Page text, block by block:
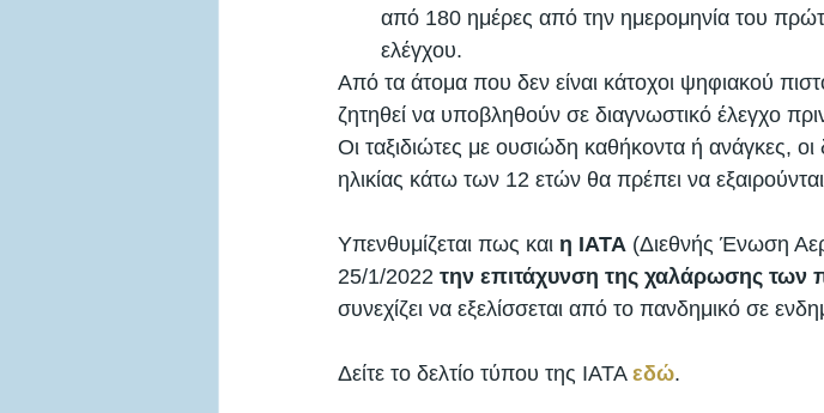
από 180 ημέρες από την ημερομηνία του
ελέγχου.
Από τα άτομα που δεν είναι κάτοχοι ψηφιακού
ζητηθεί να υποβληθούν σε διαγνωστικό έλεγχο
Οι ταξιδιώτες με ουσιώδη καθήκοντα ή ανάγκες, οι
ηλικίας κάτω των 12 ετών θα πρέπει να
Υπενθυμίζεται πως και η ΙΑΤΑ (Διεθνής Ένωση
25/1/2022 την επιτάχυνση της χαλάρωσης των
συνεχίζει να εξελίσσεται από το πανδημικό σε
Δείτε το δελτίο τύπου της ΙΑΤΑ εδώ.